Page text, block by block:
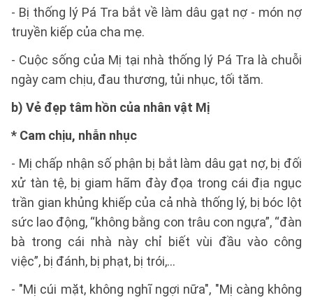
- Bị thống lý Pá Tra bắt về làm dâu gạt nợ - món nợ
truyền kiếp của cha mẹ.
- Cuộc sống của Mị tại nhà thống lý Pá Tra là chuỗi
ngày cam chịu, đau thương, tủi nhục, tối tăm.
b) Vẻ đẹp tâm hồn của nhân vật Mị
* Cam chịu, nhẫn nhục
- Mị chấp nhận số phận bị bắt làm dâu gạt nợ, bị đối
xử tàn tệ, bị giam hãm đày đọa trong cái địa ngục
trần gian khủng khiếp của cả nhà thống lý, bị bóc lột
sức lao động, “không bằng con trâu con ngựa”, “đàn
bà trong cái nhà này chỉ biết vùi đầu vào công
việc”, bị đánh, bị phạt, bị trói,...
- "Mị cúi mặt, không nghĩ ngợi nữa", "Mị càng không